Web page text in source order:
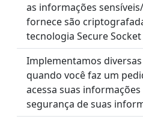
as informações
fornece são
tecnologia Secure Socket
Implementamos
quando você faz um
acessa suas
segurança de suas